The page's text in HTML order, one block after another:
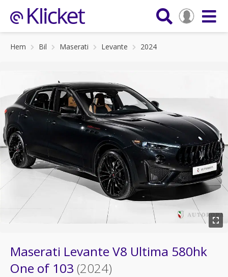
Hem Bil Maserati Levante 2024
Maserati Levante V8 Ultima 580hk
One of 103 (2024)